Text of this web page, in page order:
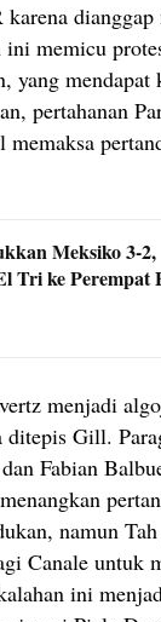
memicu
yang mendapat
pertahanan
Meksiko 3-2,
Tri ke Perempat
menjadi
ditepis Gill.
Fabian
namun
Canale untuk
ini